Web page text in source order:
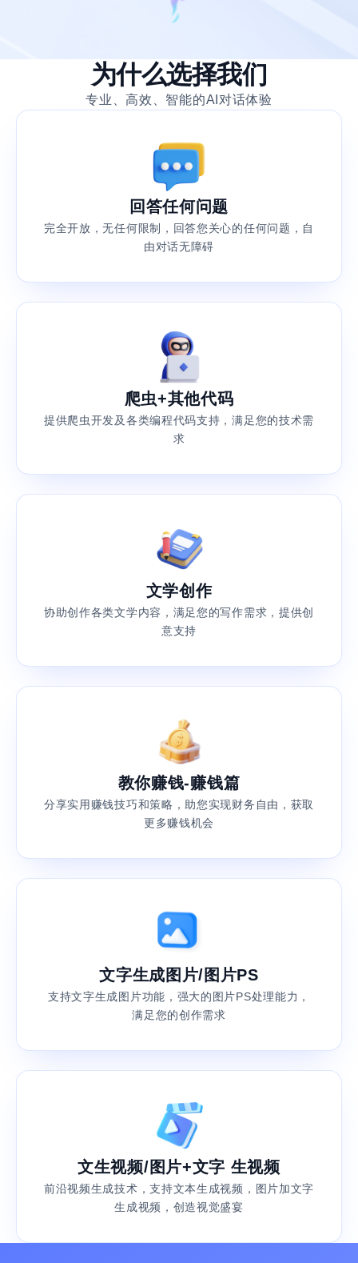
为什么选择我们
专业、高效、智能的AI对话体验
回答任何问题
完全开放，无任何限制，回答您关心的任何问题，自
由对话无障碍
爬虫+其他代码
提供爬虫开发及各类编程代码支持，满足您的技术需
求
文学创作
协助创作各类文学内容，满足您的写作需求，提供创
意支持
教你赚钱-赚钱篇
分享实用赚钱技巧和策略，助您实现财务自由，获取
更多赚钱机会
文字生成图片/图片PS
支持文字生成图片功能，强大的图片PS处理能力，
满足您的创作需求
文生视频/图片+文字 生视频
前沿视频生成技术，支持文本生成视频，图片加文字
生成视频，创造视觉盛宴